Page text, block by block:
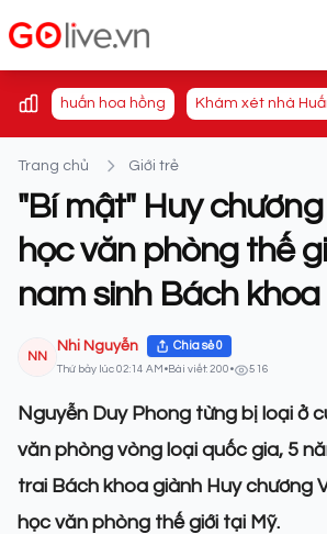
huấn hoa hồng Khám xét nhà
Trang chủ Giới trẻ
"Bí mật" Huy
học văn phòng thế
nam sinh Bách khoa
NN
Nhi Nguyễn Chia sẻ0
Thứ bảy lúc 02:14 AM • Bài viết: 200 • 516
Nguyễn Duy Phong từng bị loại ở
văn phòng vòng loại quốc gia, 5
trai Bách khoa giành Huy chương
học văn phòng thế giới tại Mỹ.